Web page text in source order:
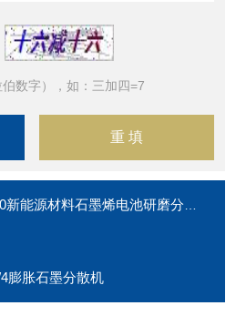
数字），如：三加四=7
能源材料石墨烯电池研磨分散机
膨胀石墨分散机